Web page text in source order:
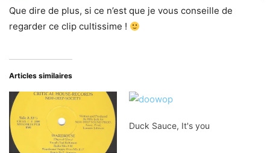
Que dire de plus, si ce n’est que je vous conseille de
regarder ce clip cultissime !
Articles similaires
Duck Sauce, It's you